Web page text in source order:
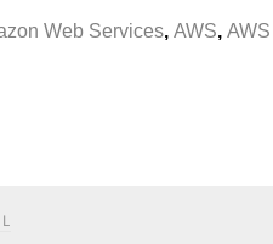
Web Services, AWS,